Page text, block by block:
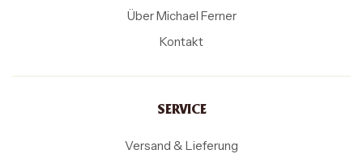
Über Michael Ferner
Kontakt
SERVICE
Versand & Lieferung